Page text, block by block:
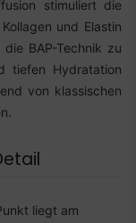
stimuliert die
und Elastin
BAP-Technik zu
tiefen Hydratation
von klassischen
liegt am